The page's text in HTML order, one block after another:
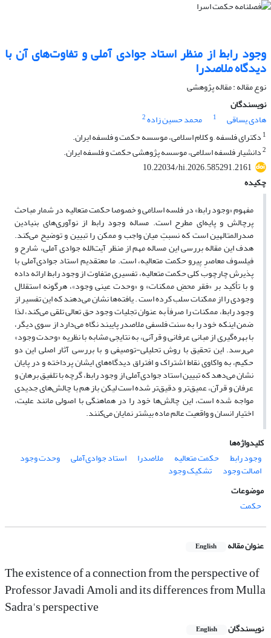
وجود رابط از منظر استاد جوادی آملی و تفاوت‌های آن با
دیدگاه ملاصدرا
نوع مقاله : مقاله پژوهشی
نویسندگان
هادی یساقی
1 محمد حسین زاده2
1 دکترای فلسفه , و کلام اسلامی، موسسه حکمت و فلسفه ایران.
2دانشیار فلسفه اسلامی، موسسه پژوهشی حکمت و فلسفه ایران.
10.22034/hi.2026.585291.2161
چکیده
مفهوم «وجود رابط» در فلسه اسلامی و خصوصا حکمت متعالیه در شمار مباحث
پرچالش و پایه‌ای مطرح است. مساله وجود رابط از نوآوری‌های بنیادین
صدرالمتالهین است کهنسبتِ میان واجب و ممکن را تبیین و توضیح می‌کند.
هدف این مقاله بررسی این مساله مهم از منظر آیت‌الله جوادی آملی، شارح و
فیلسوف معاصرِ پیرو حکمت متعالیه، است. ما معتقدیم استاد جوادی‌آملی با
پذیرش چارچوب کلی حکمت متعالیه، تفسیری متفاوت از وجود رابط ارائه داده
و با تأکید بر «فقر محضِ ممکنات» و «وحدت عینی وجود»، هرگونه استقلال
وجودی را از ممکنات سلب کرده است . یافته‌ها نشان می‌دهند که این تفسیر از
وجود رابط، ممکنات را صرفاً به عنوان تجلیات وجود حق تعالی تلقی می‌کند، لذا
ضمن اینکه خود را به سنت فلسفی ملاصدر پایبند نگاه می‌دارداز سوی دیگر،
با بهره‌گیری از مبانی عرفانی و قرآنی، به نتایجی مشابه با نظریه «وحدت وجود»
می‌رسد. این تحقیق با روش تحلیلی-توصیفی و با بررسی آثار اصلی این دو
حکیم، به واکاوی نقاط اشتراک و افتراق دیدگاه‌های ایشان پرداخته و در پایان
نشان می‌دهد که تبیین استاد جوادی‌آملی از وجود رابط، گرچه با تلفیق برهان و
عرفان و قرآن، عمیق‌ترو دقیق‌تر شده است لیکن باز هم با چالش‌های جدیدی
مواجه شده است، این چالش‌ها خود را در هماهنگی با اصولی مانند علیت،
اختیار انسان و واقعیت عالم ماده بیشتر نمایان می‌کنند.
کلیدواژه‌ها
وجود رابط
حکمت متعالیه ملاصدرا استاد جوادی‌آملی وحدت وجود
اصالت وجود
تشکیک وجود
موضوعات
حکمت
عنوان مقاله English
The existence of a connection from the perspective of
Professor Javadi Amoli and its differences from Mulla
Sadra's perspective
نویسندگان English